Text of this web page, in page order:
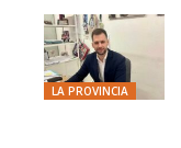
LA PROVINCIA